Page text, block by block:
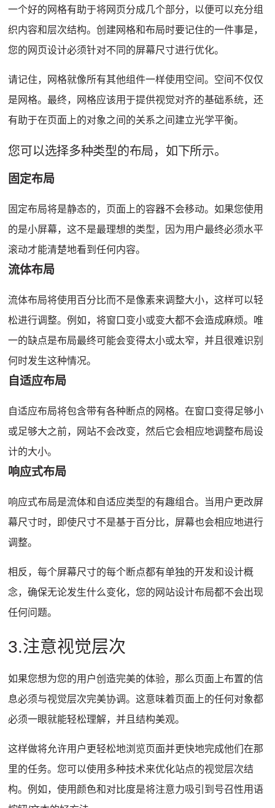
一个好的网格有助于将网页分成几个部分，以便可以充分组
织内容和层次结构。创建网格和布局时要记住的一件事是，
您的网页设计必须针对不同的屏幕尺寸进行优化。
请记住，网格就像所有其他组件一样使用空间。 空间不仅仅
是网格。最终，网格应该用于提供视觉对齐的基础系统，还
有助于在页面上的对象之间的关系之间建立光学平衡。
您可以选择多种类型的布局，如下所示。
固定布局
固定布局将是静态的，页面上的容器不会移动。如果您使用
的是小屏幕，这不是最理想的类型，因为用户最终必须水平
滚动才能清楚地看到任何内容。
流体布局
流体布局将使用百分比而不是像素来调整大小，这样可以轻
松进行调整。例如，将窗口变小或变大都不会造成麻烦。 唯
一的缺点是布局最终可能会变得太小或太窄，并且很难识别
何时发生这种情况。
自适应布局
自适应布局将包含带有各种断点的网格。在窗口变得足够小
或足够大之前，网站不会改变，然后它会相应地调整布局设
计的大小。
响应式布局
响应式布局是流体和自适应类型的有趣组合。 当用户更改屏
幕尺寸时，即使尺寸不是基于百分比，屏幕也会相应地进行
调整。
相反，每个屏幕尺寸的每个断点都有单独的开发和设计概
念，确保无论发生什么变化，您的网站设计布局都不会出现
任何问题。
3.注意视觉层次
如果您想为您的用户创造完美的体验，那么页面上布置的信
息必须与视觉层次完美协调。这意味着页面上的任何对象都
必须一眼就能轻松理解，并且结构美观。
这样做将允许用户更轻松地浏览页面并更快地完成他们在那
里的任务。您可以使用多种技术来优化站点的视觉层次结
构。例如，使用颜色和对比度是将注意力吸引到号召性用语